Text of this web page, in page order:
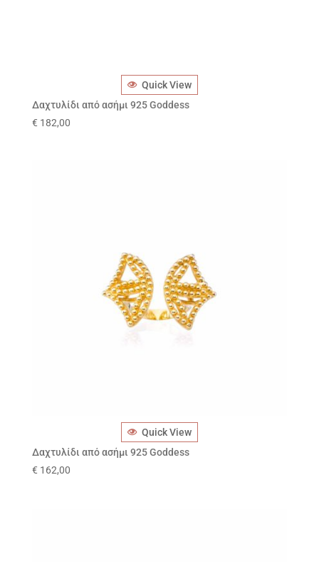
Quick View
Δαχτυλίδι από ασήμι 925 Goddess
€ 182,00
Quick View
Δαχτυλίδι από ασήμι 925 Goddess
€ 162,00